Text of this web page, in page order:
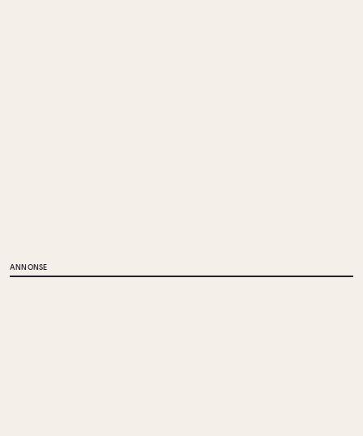
ANNONSE